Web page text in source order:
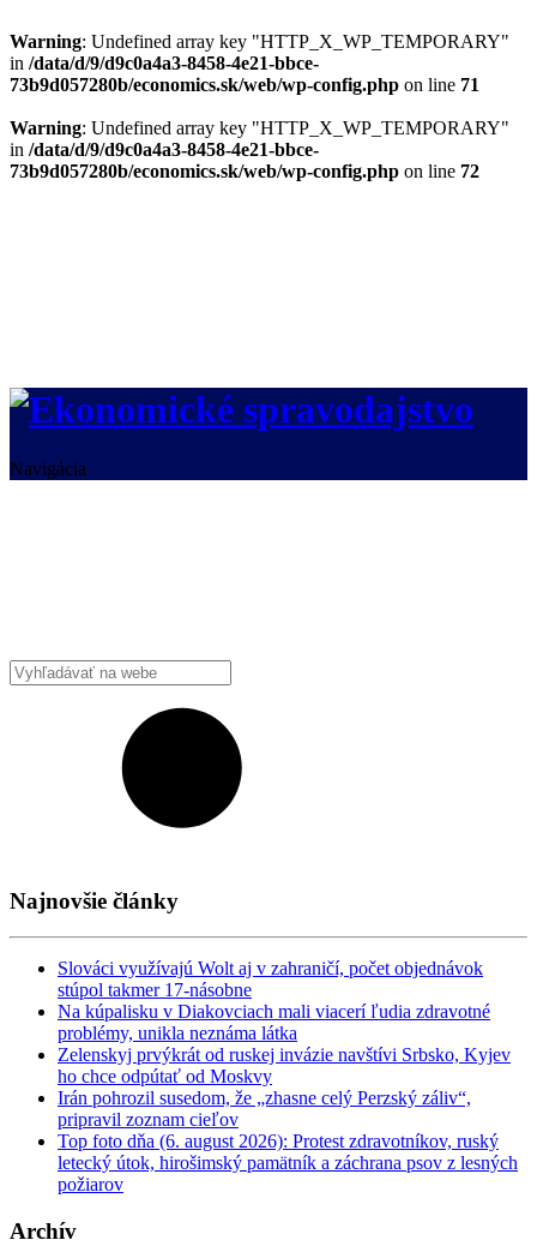
Warning: Undefined array key "HTTP_X_WP_TEMPORARY"
in /data/d/9/d9c0a4a3-8458-4e21-bbce-
73b9d057280b/economics.sk/web/wp-config.php on line 71
Warning: Undefined array key "HTTP_X_WP_TEMPORARY"
in /data/d/9/d9c0a4a3-8458-4e21-bbce-
73b9d057280b/economics.sk/web/wp-config.php on line 72
Navigácia
Najnovšie články
Slováci využívajú Wolt aj v zahraničí, počet objednávok
stúpol takmer 17-násobne
Na kúpalisku v Diakovciach mali viacerí ľudia zdravotné
problémy, unikla neznáma látka
Zelenskyj prvýkrát od ruskej invázie navštívi Srbsko, Kyjev
ho chce odpútať od Moskvy
Irán pohrozil susedom, že „zhasne celý Perzský záliv“,
pripravil zoznam cieľov
Top foto dňa (6. august 2026): Protest zdravotníkov, ruský
letecký útok, hirošimský pamätník a záchrana psov z lesných
požiarov
Archív